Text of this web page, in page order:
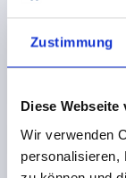
Zustimmung
Diese Webseite
Wir verwenden
personalisieren,
DOWNLOADS